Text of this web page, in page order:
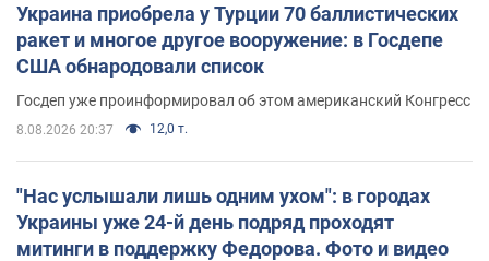
Украина приобрела у Турции 70 баллистических
ракет и многое другое вооружение: в Госдепе
США обнародовали список
Госдеп уже проинформировал об этом американский Конгресс
8.08.2026 20:37 12,0 т.
"Нас услышали лишь одним ухом": в городах
Украины уже 24-й день подряд проходят
митинги в поддержку Федорова. Фото и видео